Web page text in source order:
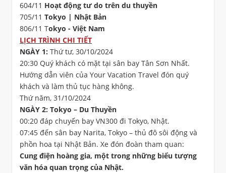
604/11 Hoạt động tư do trên du thuyền
705/11 Tokyo | Nhật Bản
806/11 Tokyo - Việt Nam
LỊCH TRÌNH CHI TIẾT
NGÀY 1: Thứ tư, 30/10/2024
20:30 Quý khách có mặt tại sân bay Tân Sơn Nhất.
Hướng dẫn viên của Your Vacation Travel đón quý
khách và làm thủ tục hàng không.
Thứ năm, 31/10/2024
NGÀY 2: Tokyo – Du Thuyền
00:20 đáp chuyến bay VN300 đi Tokyo, Nhật.
07:45 đến sân bay Narita, Tokyo – thủ đô sôi động và
phồn hoa tại Nhật Bản. Xe đón đoàn tham quan:
Cung điện hoàng gia, một trong những biểu tượng
văn hóa quan trọng của Nhật.